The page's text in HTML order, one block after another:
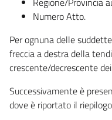
Numero Atto.
Per ognuna delle
freccia a destra della
crescente/decrescente
Successivamente è
dove è riportato il